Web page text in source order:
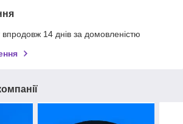
14 днів за домовленістю